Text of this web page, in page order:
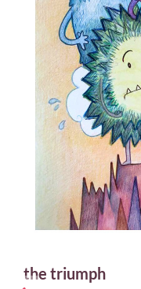
the triumph